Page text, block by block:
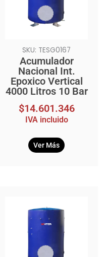
SKU: TESG0167
Acumulador
Nacional Int.
Epoxico Vertical
4000 Litros 10 Bar
$14.601.346
IVA incluido
Ver Más